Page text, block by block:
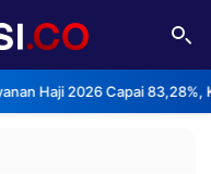
Haji 2026 Capai 83,28%,